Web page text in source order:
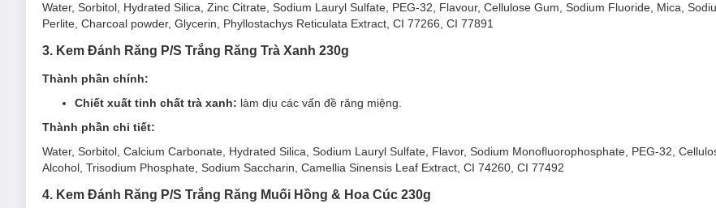
Water, Sorbitol, Hydrated Silica, Zinc Citrate, Sodium Lauryl Sulfate, PEG-32, Flavour, Cellulose Gum, Sodium Fluoride, Mica,
Perlite, Charcoal powder, Glycerin, Phyllostachys Reticulata Extract, CI 77266, CI 77891
3. Kem Đánh Răng P/S Trắng Răng Trà Xanh 230g
Thành phần chính:
Chiết xuất tinh chất trà xanh: làm dịu các vấn đề răng miệng.
Thành phần chi tiết:
Water, Sorbitol, Calcium Carbonate, Hydrated Silica, Sodium Lauryl Sulfate, Flavor, Sodium Monofluorophosphate, PEG-32,
Alcohol, Trisodium Phosphate, Sodium Saccharin, Camellia Sinensis Leaf Extract, CI 74260, CI 77492
4. Kem Đánh Răng P/S Trắng Răng Muối Hồng & Hoa Cúc 230g